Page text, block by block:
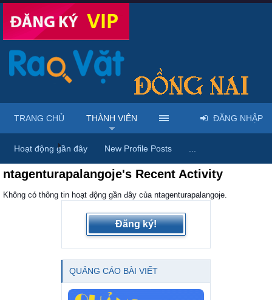
Trang chủ Thành viên
ntagenturapalangoje's Recent Activity
Không có thông tin hoạt động gần đây của ntagenturapalangoje.
Đăng ký!
QUẢNG CÁO BÀI VIẾT
TRANG CHỦ THÀNH VIÊN
Hoạt động gần đây New Profile Posts
ĐĂNG NHẬP